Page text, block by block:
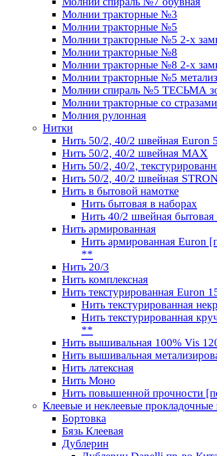
Молнии тракторные №3
Молнии тракторные №5
Молнии тракторные №5 2-х
Молнии тракторные №8
Молнии тракторные №8 2-х
Молнии тракторные №5
Молнии спираль №5 ТЕСЬМА
Молнии тракторные со стразами
Молния рулонная
Нитки
Нить 50/2, 40/2 швейная Euron
Нить 50/2, 40/2 швейная МАХ
Нить 50/2, 40/2,
Нить 50/2, 40/2 швейная
Нить в бытовой намотке
Нить бытовая в наборах
Нить 40/2 швейная бытовая
Нить армированная
Нить армированная Euron
**
Нить 20/3
Нить комплексная
Нить текстурированная Euron
Нить текстурированная
Нить текстурированная
**
Нить вышивальная 100% Vis
Нить вышивальная
Нить латексная
Нить Моно
Нить повышенной прочности
Клеевые и неклеевые прокладочные
Бортовка
Бязь Клеевая
Дублерин